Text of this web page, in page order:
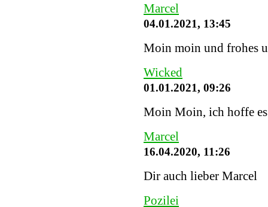
Marcel
04.01.2021, 13:45
Moin moin und frohes
Wicked
01.01.2021, 09:26
Moin Moin, ich hoffe
Marcel
16.04.2020, 11:26
Dir auch lieber Marcel
Pozilei